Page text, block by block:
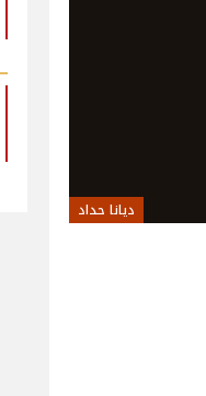
ديانا حداد